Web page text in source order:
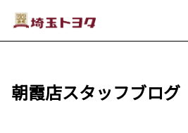
朝霞店スタッフブログ